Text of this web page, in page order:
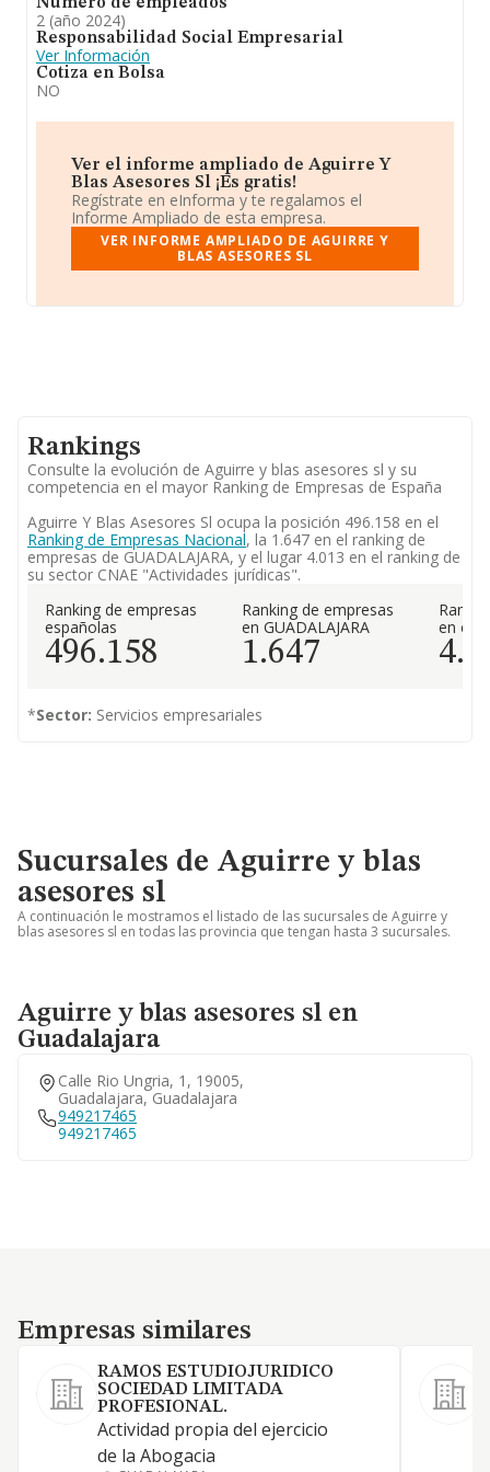
2 (año 2024)
Responsabilidad Social Empresarial
Ver Información
Cotiza en Bolsa
NO
Ver el informe ampliado de Aguirre Y
Blas Asesores Sl ¡Es gratis!
Regístrate en eInforma y te regalamos el
Informe Ampliado de esta empresa.
VER INFORME AMPLIADO DE AGUIRRE Y
BLAS ASESORES SL
Rankings
Consulte la evolución de Aguirre y blas asesores sl y su
competencia en el mayor Ranking de Empresas de España
Aguirre Y Blas Asesores Sl ocupa la posición 496.158 en el
Ranking de Empresas Nacional, la 1.647 en el ranking de
empresas de GUADALAJARA, y el lugar 4.013 en el ranking de
su sector CNAE "Actividades jurídicas".
Ranking de empresas
españolas
496.158
Ranking de empresas
en GUADALAJARA
1.647
en el
*Sector: Servicios empresariales
Sucursales de Aguirre y blas
asesores sl
A continuación le mostramos el listado de las sucursales de Aguirre y
blas asesores sl en todas las provincia que tengan hasta 3 sucursales.
Aguirre y blas asesores sl en
Guadalajara
Calle Rio Ungria, 1, 19005,
Guadalajara, Guadalajara
949217465
949217465
Empresas similares
Empresas similares
RAMOS ESTUDIOJURIDICO
SOCIEDAD LIMITADA
PROFESIONAL.
Actividad propia del ejercicio
de la Abogacia